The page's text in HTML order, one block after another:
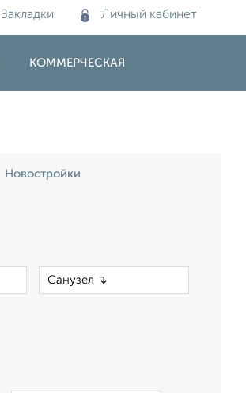
Закладки Личный кабинет
КОММЕРЧЕСКАЯ
Новостройки